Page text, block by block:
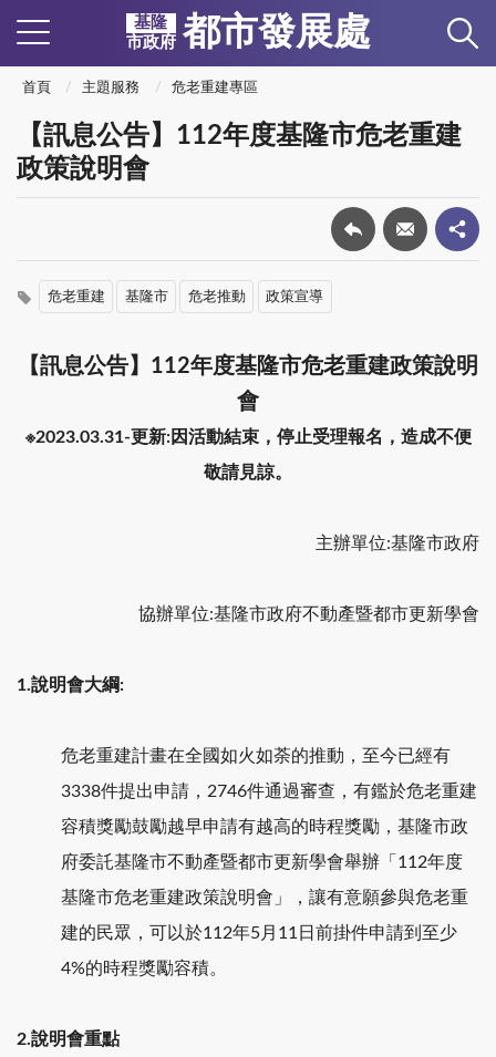
基隆
市政府 都市發展處
首頁 主題服務 危老重建專區
【訊息公告】112年度基隆市危老重建
政策說明會
危老重建 基隆市 危老推動 政策宣導
【訊息公告】112年度基隆市危老重建政策說明
會
※2023.03.31-更新:因活動結束，停止受理報名，造成不便
敬請見諒。
主辦單位:基隆市政府
協辦單位:基隆市政府不動產暨都市更新學會
1.說明會大綱:
危老重建計畫在全國如火如荼的推動，至今已經有
3338件提出申請，2746件通過審查，有鑑於危老重建
容積獎勵鼓勵越早申請有越高的時程獎勵，基隆市政
府委託基隆市不動產暨都市更新學會舉辦「112年度
基隆市危老重建政策說明會」，讓有意願參與危老重
建的民眾，可以於112年5月11日前掛件申請到至少
4%的時程獎勵容積。
2.說明會重點